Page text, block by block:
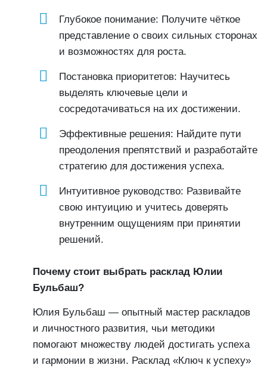
Глубокое понимание: Получите чёткое
представление о своих сильных сторонах
и возможностях для роста.
Постановка приоритетов: Научитесь
выделять ключевые цели и
сосредотачиваться на их достижении.
Эффективные решения: Найдите пути
преодоления препятствий и разработайте
стратегию для достижения успеха.
Интуитивное руководство: Развивайте
свою интуицию и учитесь доверять
внутренним ощущениям при принятии
решений.
Почему стоит выбрать расклад Юлии
Бульбаш?
Юлия Бульбаш — опытный мастер раскладов
и личностного развития, чьи методики
помогают множеству людей достигать успеха
и гармонии в жизни. Расклад «Ключ к успеху»